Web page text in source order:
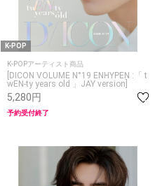
K-POP
K-POPアーティスト商品
[DICON VOLUME N°19 ENHYPEN :「 t
wEN-ty years old 」JAY version]
5,280円
予約受付終了